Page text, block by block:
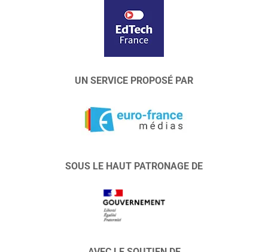
UN SERVICE PROPOSÉ PAR
SOUS LE HAUT PATRONAGE DE